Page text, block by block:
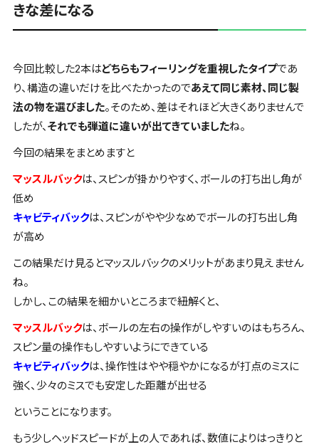
きな差になる
今回比較した2本はどちらもフィーリングを重視したタイプであ
り、構造の違いだけを比べたかったのであえて同じ素材、同じ製
法の物を選びました。そのため、差はそれほど大きくありませんで
したが、それでも弾道に違いが出てきていましたね。
今回の結果をまとめますと
マッスルバックは、スピンが掛かりやすく、ボールの打ち出し角が
低め
キャビティバックは、スピンがやや少なめでボールの打ち出し角
が高め
この結果だけ見るとマッスルバックのメリットがあまり見えません
ね。
しかし、この結果を細かいところまで紐解くと、
マッスルバックは、 ボールの左右の操作がしやすいのはもちろん、
スピン量の操作もしやすいようにできている
キャビティバックは、操作性はやや穏やかになるが打点のミスに
強く、少々のミスでも安定した距離が出せる
ということになります。
もう少しヘッドスピードが上の人であれば、数値によりはっきりと